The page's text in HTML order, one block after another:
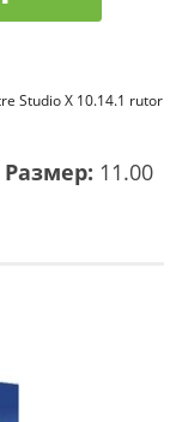
Studio X 10.14.1 rutor
Размер: 11.00